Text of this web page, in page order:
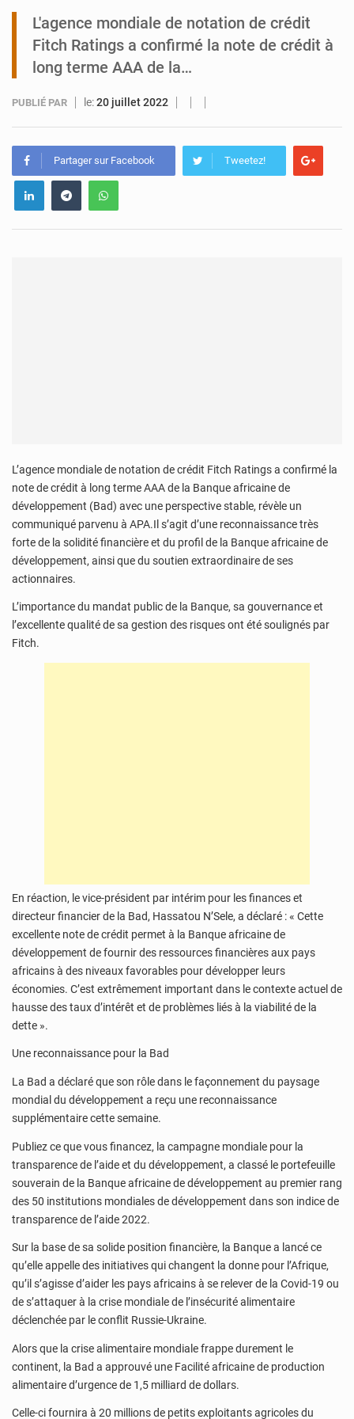
Tibiri : le dialogue, nouveau terrain de jeu pour la paix
L'agence mondiale de notation de crédit
Fitch Ratings a confirmé la note de crédit à
long terme AAA de la…
PUBLIÉ PAR le:20 juillet 2022
Partager sur Facebook Tweetez!
L’agence mondiale de notation de crédit Fitch Ratings a confirmé la
note de crédit à long terme AAA de la Banque africaine de
développement (Bad) avec une perspective stable, révèle un
communiqué parvenu à APA.Il s’agit d’une reconnaissance très
forte de la solidité financière et du profil de la Banque africaine de
développement, ainsi que du soutien extraordinaire de ses
actionnaires.
L’importance du mandat public de la Banque, sa gouvernance et
l’excellente qualité de sa gestion des risques ont été soulignés par
Fitch.
En réaction, le vice-président par intérim pour les finances et
directeur financier de la Bad, Hassatou N’Sele, a déclaré : « Cette
excellente note de crédit permet à la Banque africaine de
développement de fournir des ressources financières aux pays
africains à des niveaux favorables pour développer leurs
économies. C’est extrêmement important dans le contexte actuel de
hausse des taux d’intérêt et de problèmes liés à la viabilité de la
dette ».
Une reconnaissance pour la Bad
La Bad a déclaré que son rôle dans le façonnement du paysage
mondial du développement a reçu une reconnaissance
supplémentaire cette semaine.
Publiez ce que vous financez, la campagne mondiale pour la
transparence de l’aide et du développement, a classé le portefeuille
souverain de la Banque africaine de développement au premier rang
des 50 institutions mondiales de développement dans son indice de
transparence de l’aide 2022.
Sur la base de sa solide position financière, la Banque a lancé ce
qu’elle appelle des initiatives qui changent la donne pour l’Afrique,
qu’il s’agisse d’aider les pays africains à se relever de la Covid-19 ou
de s’attaquer à la crise mondiale de l’insécurité alimentaire
déclenchée par le conflit Russie-Ukraine.
Alors que la crise alimentaire mondiale frappe durement le
continent, la Bad a approuvé une Facilité africaine de production
alimentaire d’urgence de 1,5 milliard de dollars.
Celle-ci fournira à 20 millions de petits exploitants agricoles du